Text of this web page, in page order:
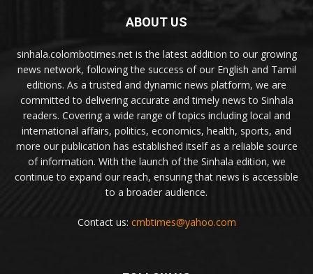
ABOUT US
sinhala.colombotimes.net is the latest addition to our growing
news network, following the success of our English and Tamil
editions. As a trusted and dynamic news platform, we are
committed to delivering accurate and timely news to Sinhala
readers. Covering a wide range of topics including local and
international affairs, politics, economics, health, sports, and
more our publication has established itself as a reliable source
of information. With the launch of the Sinhala edition, we
continue to expand our reach, ensuring that news is accessible
to a broader audience.
Contact us: cmbtimes@yahoo.com